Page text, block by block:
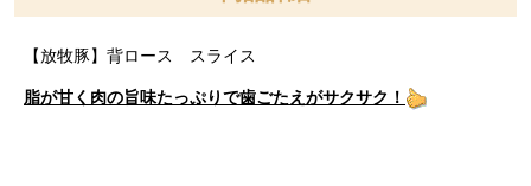
【放牧豚】背ロース スライス
脂が甘く肉の旨味たっぷりで歯ごたえがサクサク！